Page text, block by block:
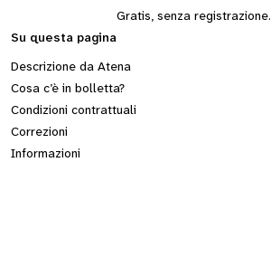
Gratis, senza registrazione.
Su questa pagina
Descrizione da Atena
Cosa c’è in bolletta?
Condizioni contrattuali
Correzioni
Informazioni